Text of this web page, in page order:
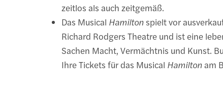
zeitlos als auch zeitgemäß.
Das Musical Hamilton spielt vor
Richard Rodgers Theatre und ist eine
Sachen Macht, Vermächtnis und Kunst.
Ihre Tickets für das Musical Hamiltonam